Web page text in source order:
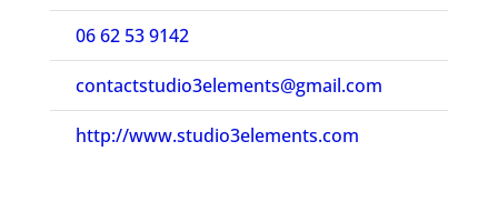
06 62 53 9142
contactstudio3elements@gmail.com
http://www.studio3elements.com